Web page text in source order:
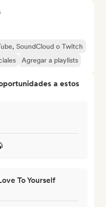
SoundCloud o Twitch
Agregar a playlists
a estos
To Yourself